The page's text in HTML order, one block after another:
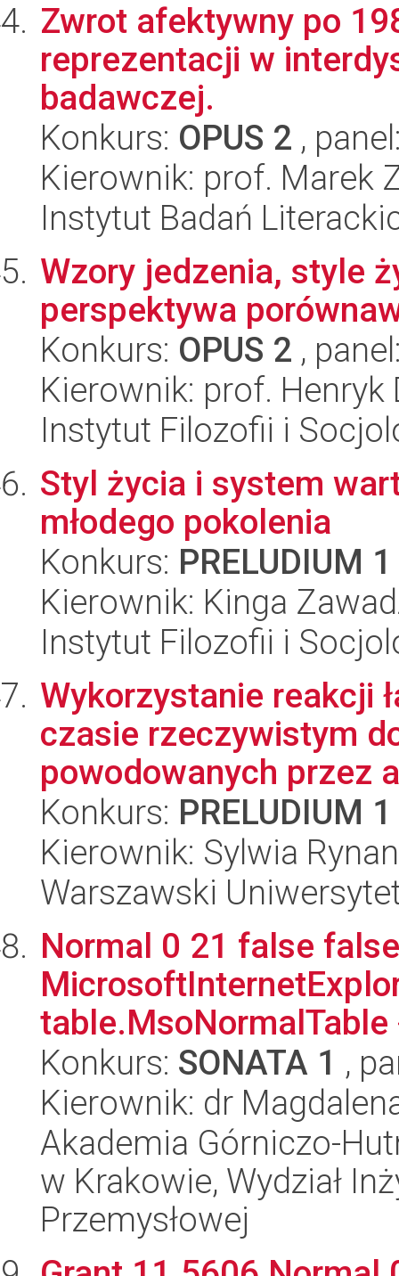
Zwrot afektywny po
reprezentacji w
badawczej.
Konkurs: OPUS 2 ,
Kierownik: prof. Marek
Instytut Badań
Wzory jedzenia, style
perspektywa
Konkurs: OPUS 2 ,
Kierownik: prof. Henryk
Instytut Filozofii i
Styl życia i system
młodego pokolenia
Konkurs: PRELUDIUM 1
Kierownik: Kinga
Instytut Filozofii i
Wykorzystanie reakcji
czasie rzeczywistym
powodowanych przez
Konkurs: PRELUDIUM 1
Kierownik: Sylwia
Warszawski
Normal 0 21 false
Konkurs: SONATA 1 ,
Kierownik: dr
Akademia Górniczo-
w Krakowie, Wydział
Przemysłowej